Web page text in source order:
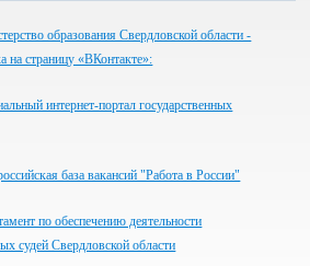
образования Свердловской области -
на страницу «ВКонтакте»:
интернет-портал государственных
база вакансий "Работа в России"
по обеспечению деятельности
судей Свердловской области